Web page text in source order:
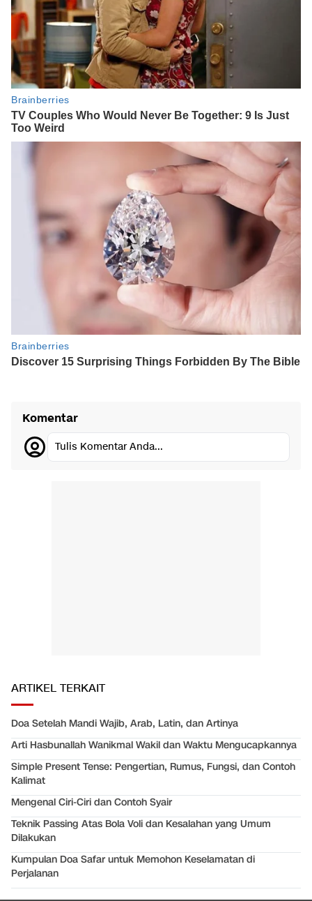
Komentar
Tulis Komentar Anda...
ARTIKEL TERKAIT
Doa Setelah Mandi Wajib, Arab, Latin, dan Artinya
Arti Hasbunallah Wanikmal Wakil dan Waktu Mengucapkannya
Simple Present Tense: Pengertian, Rumus, Fungsi, dan Contoh
Kalimat
Mengenal Ciri-Ciri dan Contoh Syair
Teknik Passing Atas Bola Voli dan Kesalahan yang Umum
Dilakukan
Kumpulan Doa Safar untuk Memohon Keselamatan di
Perjalanan